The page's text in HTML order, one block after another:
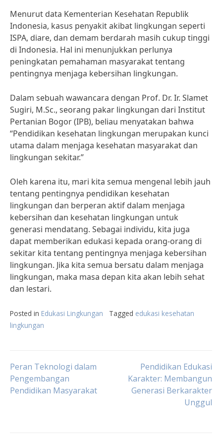
Menurut data Kementerian Kesehatan Republik
Indonesia, kasus penyakit akibat lingkungan seperti
ISPA, diare, dan demam berdarah masih cukup tinggi
di Indonesia. Hal ini menunjukkan perlunya
peningkatan pemahaman masyarakat tentang
pentingnya menjaga kebersihan lingkungan.
Dalam sebuah wawancara dengan Prof. Dr. Ir. Slamet
Sugiri, M.Sc., seorang pakar lingkungan dari Institut
Pertanian Bogor (IPB), beliau menyatakan bahwa
“Pendidikan kesehatan lingkungan merupakan kunci
utama dalam menjaga kesehatan masyarakat dan
lingkungan sekitar.”
Oleh karena itu, mari kita semua mengenal lebih jauh
tentang pentingnya pendidikan kesehatan
lingkungan dan berperan aktif dalam menjaga
kebersihan dan kesehatan lingkungan untuk
generasi mendatang. Sebagai individu, kita juga
dapat memberikan edukasi kepada orang-orang di
sekitar kita tentang pentingnya menjaga kebersihan
lingkungan. Jika kita semua bersatu dalam menjaga
lingkungan, maka masa depan kita akan lebih sehat
dan lestari.
Posted in Edukasi Lingkungan Tagged edukasi kesehatan
lingkungan
Post
navigation
Peran Teknologi dalam
Pengembangan
Pendidikan Masyarakat
Pendidikan Edukasi
Karakter: Membangun
Generasi Berkarakter
Unggul